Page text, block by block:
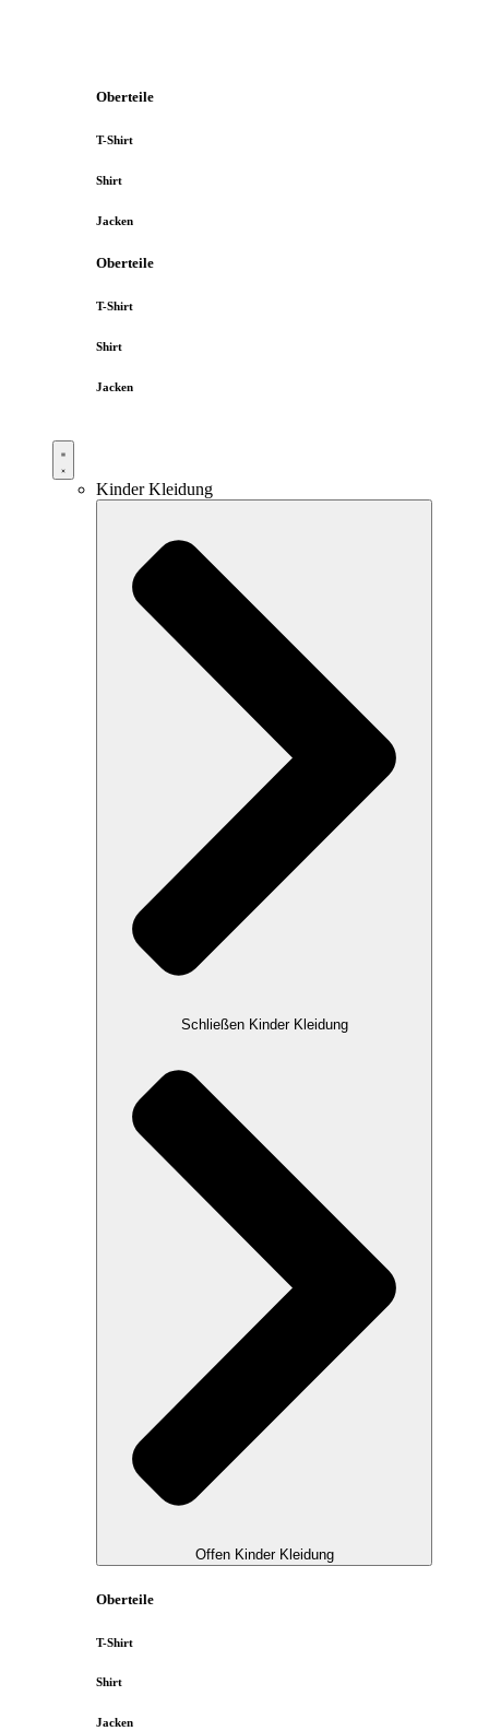
Oberteile
T-Shirt
Shirt
Jacken
Oberteile
T-Shirt
Shirt
Jacken
Kinder Kleidung
Schließen Kinder Kleidung
Offen Kinder Kleidung
Oberteile
T-Shirt
Shirt
Jacken